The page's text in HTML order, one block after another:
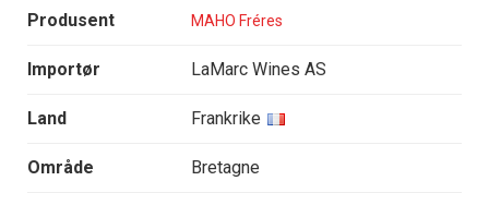
Produsent MAHO Fréres
Importør LaMarc Wines AS
Land Frankrike
Område Bretagne